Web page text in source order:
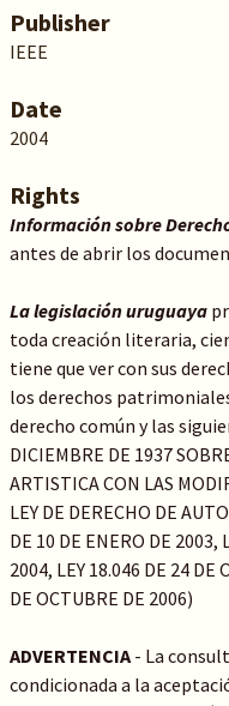
Publisher
IEEE
Date
2004
Rights
Información sobre
antes de abrir los
La legislación uruguaya
toda creación literaria,
tiene que ver con sus
los derechos
derecho común y las
DICIEMBRE DE 1937
ARTISTICA CON LAS
LEY DE DERECHO DE
DE 10 DE ENERO DE 2003,
2004, LEY 18.046 DE 24 DE
DE OCTUBRE DE 2006)
ADVERTENCIA- La
condicionada a la